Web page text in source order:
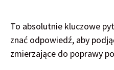
To absolutnie kluczowe
znać odpowiedź, aby
zmierzające do poprawy